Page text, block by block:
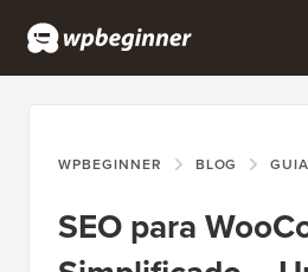
WPBEGINNER BLOG
SEO para